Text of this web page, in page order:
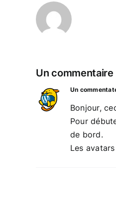
Un commentaire
Un
Bonjour,
Pour
de bord.
Les